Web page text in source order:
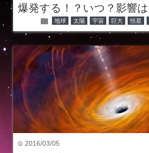
爆発する！？いつ？影響は
folder 地球 太陽 宇宙 巨大 恒星
time 2016/03/05